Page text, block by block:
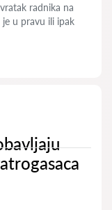
radnika na
je u pravu ili ipak